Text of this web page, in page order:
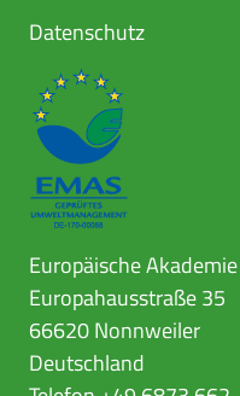
Datenschutz
Europäische
Europahausstraße 35
66620 Nonnweiler
Deutschland